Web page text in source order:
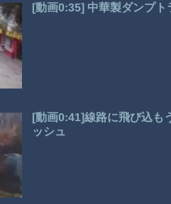
[動画0:35] 中華製ダンプ
[動画0:41]線路に飛び込も
ッシュ